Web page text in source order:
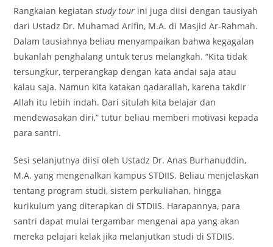
Rangkaian kegiatanstudy tour ini juga diisi dengan tausiyah
dari Ustadz Dr. Muhamad Arifin, M.A. di Masjid Ar-Rahmah.
Dalam tausiahnya beliau menyampaikan bahwa kegagalan
bukanlah penghalang untuk terus melangkah. “Kita tidak
tersungkur, terperangkap dengan kata andai saja atau
kalau saja. Namun kita katakan qadarallah, karena takdir
Allah itu lebih indah. Dari situlah kita belajar dan
mendewasakan diri,” tutur beliau memberi motivasi kepada
para santri.
Sesi selanjutnya diisi oleh Ustadz Dr. Anas Burhanuddin,
M.A. yang mengenalkan kampus STDIIS. Beliau menjelaskan
tentang program studi, sistem perkuliahan, hingga
kurikulum yang diterapkan di STDIIS. Harapannya, para
santri dapat mulai tergambar mengenai apa yang akan
mereka pelajari kelak jika melanjutkan studi di STDIIS.